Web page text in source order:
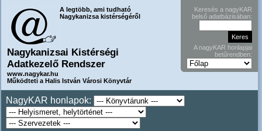
A legtöbb, ami tudható
Nagykanizsa kistérségéről
Nagykanizsai Kistérségi
Adatkezelő Rendszer
www.nagykar.hu
Működteti a Halis István Városi Könyvtár
Keresés a nagyKAR
belső adatbázisában:
A nagyKAR honlapjai
betűrendben:
NagyKAR honlapok: